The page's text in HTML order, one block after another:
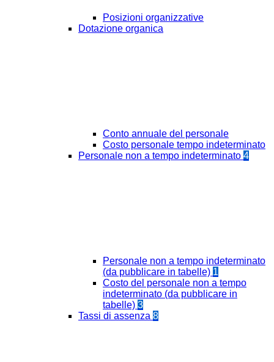
Posizioni organizzative
Dotazione organica
Conto annuale del personale
Costo personale tempo indeterminato
Personale non a tempo indeterminato 4
Personale non a tempo indeterminato
(da pubblicare in tabelle) 1
Costo del personale non a tempo
indeterminato (da pubblicare in
tabelle) 3
Tassi di assenza 8